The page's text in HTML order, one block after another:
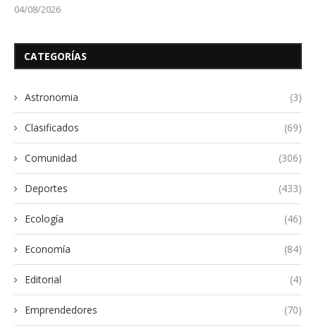
04/08/2026
CATEGORÍAS
Astronomia (3)
Clasificados (69)
Comunidad (306)
Deportes (433)
Ecología (46)
Economía (84)
Editorial (4)
Emprendedores (70)